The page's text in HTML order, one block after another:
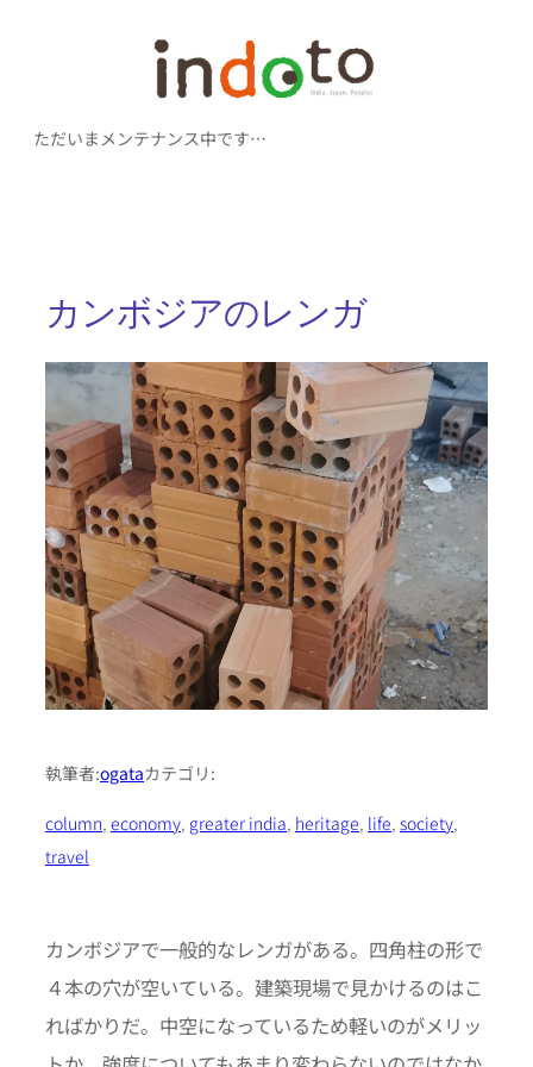
ただいまメンテナンス中です…
カンボジアのレンガ
執筆者:ogataカテゴリ:
column, economy, greater india, heritage, life, society
travel
カンボジアで一般的なレンガがある。四角柱の形で
４本の穴が空いている。建築現場で見かけるのはこ
ればかりだ。中空になっているため軽いのがメリッ